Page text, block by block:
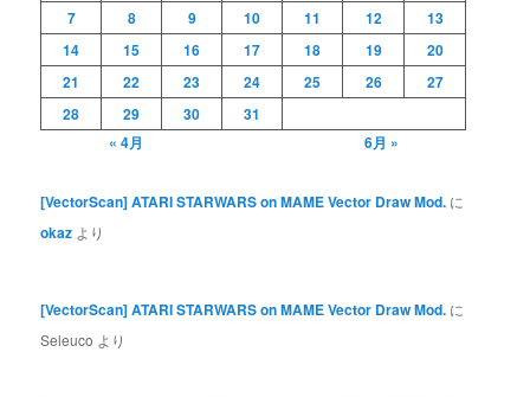
7
8 9 10 11 12
13
14
15 16 17 18 19
20
21
22 23 24 25 26
27
28
29 30
31
« 4月
6月 »
[VectorScan] ATARI STARWARS on MAME Vector Draw Mod. に
okaz より
[VectorScan] ATARI STARWARS on MAME Vector Draw Mod. に
Seleuco より